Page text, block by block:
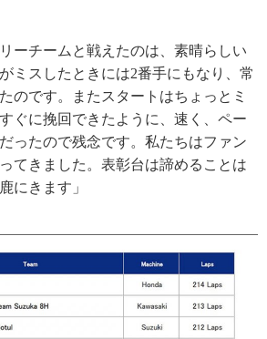
ーチームと戦えたのは、素晴らしい
ミスしたときには2番手にもなり、常
のです。またスタートはちょっとミ
ぐに挽回できたように、速く、ペー
ったので残念です。私たちはファン
てきました。表彰台は諦めることは
にきます」